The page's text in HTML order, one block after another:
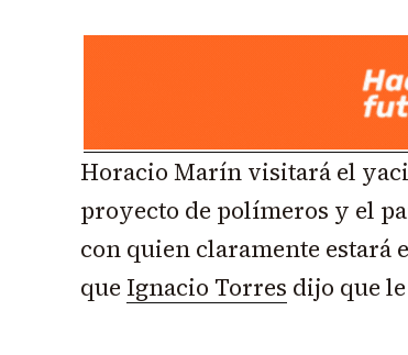
Horacio Marín visitará el
proyecto de polímeros y el
con quien claramente estará
que Ignacio Torres dijo que